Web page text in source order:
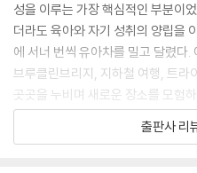
유아 용품에 대한 마케팅의 상당수
정치 분쟁, 신종 코로나 바이러스 변
우하는 것처럼, 유아 용품을 살 때
이라고 할 수밖에 없는 조사 뒤에는
는 마음이 있다.
성을 이루는 가장 핵심적인 부분이
더라도 육아와 자기 성취의 양립을
에 서너 번씩 유아차를 밀고 달렸다
브루클린브리지, 지하철 여행, 트라
곳곳을 누비며 새로운 장소를 모험
나는 유아차 덕분에 내가 사랑하는
출판사 리